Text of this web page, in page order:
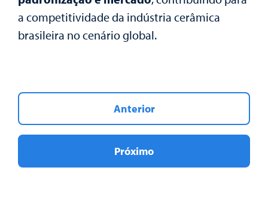
a competitividade da indústria cerâmica
brasileira no cenário global.
Anterior
Próximo